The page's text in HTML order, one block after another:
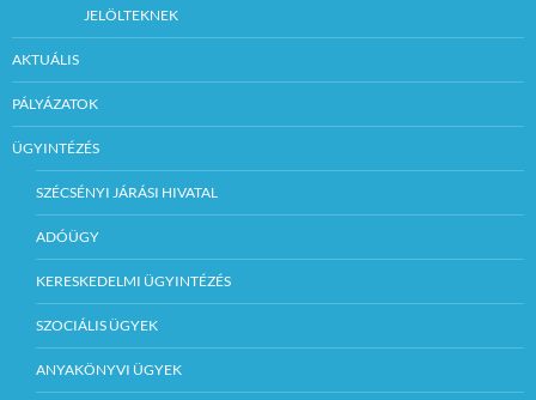
JELÖLTEKNEK
AKTUÁLIS
PÁLYÁZATOK
ÜGYINTÉZÉS
SZÉCSÉNYI JÁRÁSI HIVATAL
ADÓÜGY
KERESKEDELMI ÜGYINTÉZÉS
SZOCIÁLIS ÜGYEK
ANYAKÖNYVI ÜGYEK